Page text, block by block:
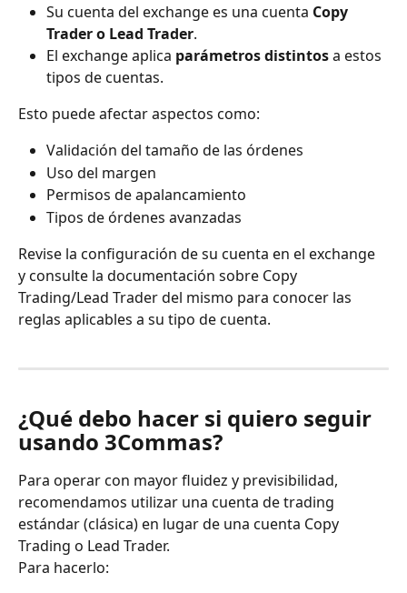
Su cuenta del exchange es una cuenta Copy
Trader o Lead Trader.
El exchange aplica parámetros distintos a estos
tipos de cuentas.
Esto puede afectar aspectos como:
Validación del tamaño de las órdenes
Uso del margen
Permisos de apalancamiento
Tipos de órdenes avanzadas
Revise la configuración de su cuenta en el exchange
y consulte la documentación sobre Copy
Trading/Lead Trader del mismo para conocer las
reglas aplicables a su tipo de cuenta.
¿Qué debo hacer si quiero seguir
usando 3Commas?
Para operar con mayor fluidez y previsibilidad,
recomendamos utilizar una cuenta de trading
estándar (clásica) en lugar de una cuenta Copy
Trading o Lead Trader.
Para hacerlo: